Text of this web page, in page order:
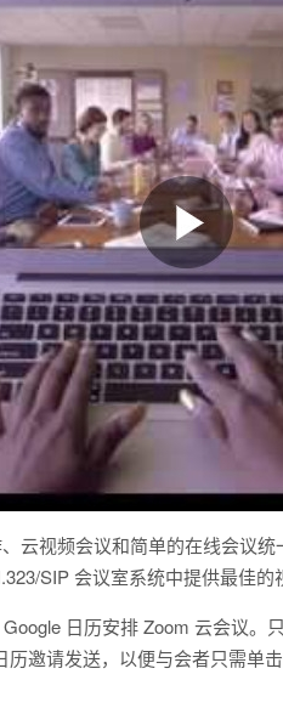
云视频会议和简单的在线会议
SIP 会议室系统中提供最佳
日历安排 Zoom 云会议。
邀请发送，以便与会者只需单击